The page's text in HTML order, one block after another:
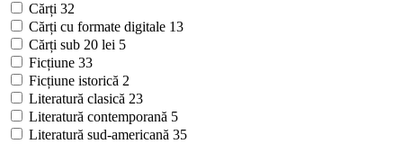
Cărți 32
Cărți cu formate digitale 13
Cărți sub 20 lei 5
Ficțiune 33
Ficțiune istorică 2
Literatură clasică 23
Literatură contemporană 5
Literatură sud-americană 35